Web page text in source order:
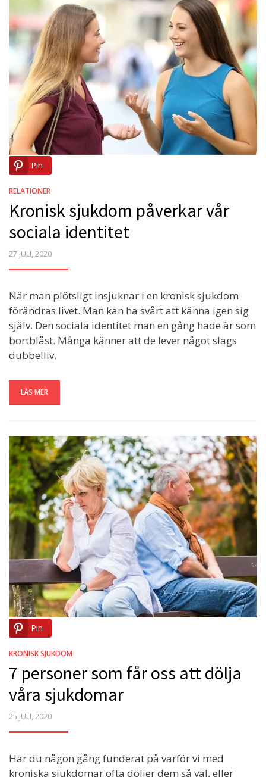
Pin
RELATIONER
Kronisk sjukdom påverkar vår
sociala identitet
POSTED
27 JULI, 2020
När man plötsligt insjuknar i en kronisk sjukdom
förändras livet. Man kan ha svårt att känna igen sig
själv. Den sociala identitet man en gång hade är som
bortblåst. Många känner att de lever något slags
dubbelliv.
LÄS MER
Pin
KRONISK SJUKDOM
7 personer som får oss att dölja
våra sjukdomar
POSTED
25 JULI, 2020
Har du någon gång funderat på varför vi med
kroniska sjukdomar ofta döljer dem så väl, eller